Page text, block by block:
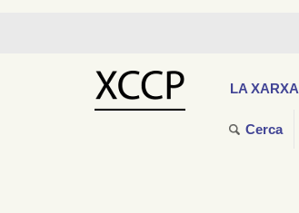
LA XARXA
Cerca